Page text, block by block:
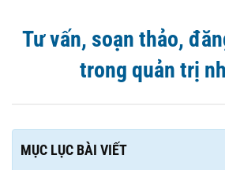
Tư vấn, soạn thảo,
trong quản trị
MỤC LỤC BÀI VIẾT